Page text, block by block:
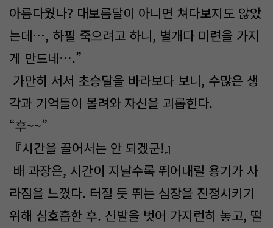
아름다웠나? 대보름달이 아니면 쳐다보지도 않았
는데…, 하필 죽으려고 하니, 별개다 미련을 가지
게 만드네….”
가만히 서서 초승달을 바라보다 보니, 수많은 생
각과 기억들이 몰려와 자신을 괴롭힌다.
“후~~”
『시간을 끌어서는 안 되겠군!』
배 과장은, 시간이 지날수록 뛰어내릴 용기가 사
라짐을 느꼈다. 터질 듯 뛰는 심장을 진정시키기
위해 심호흡한 후. 신발을 벗어 가지런히 놓고, 떨